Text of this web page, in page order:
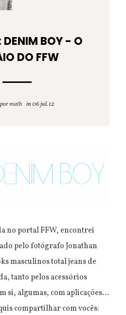
DENIM BOY - O
DO FFW
math 06 jul. 12
no portal FFW, encontrei
pelo fotógrafo Jonathan
masculinos total jeans de
tanto pelos acessórios
si, algumas, com aplicações...
compartilhar com vocês: